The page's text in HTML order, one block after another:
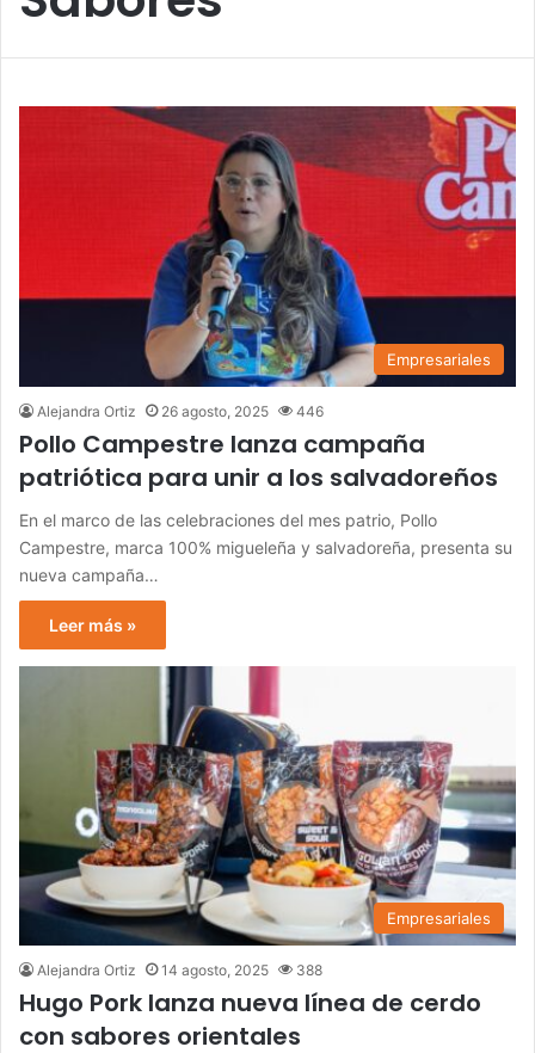
Empresariales
Alejandra Ortiz 26 agosto, 2025 446
Pollo Campestre lanza campaña
patriótica para unir a los salvadoreños
En el marco de las celebraciones del mes patrio, Pollo
Campestre, marca 100% migueleña y salvadoreña, presenta su
nueva campaña…
Leer más »
Empresariales
Alejandra Ortiz 14 agosto, 2025 388
Hugo Pork lanza nueva línea de cerdo
con sabores orientales